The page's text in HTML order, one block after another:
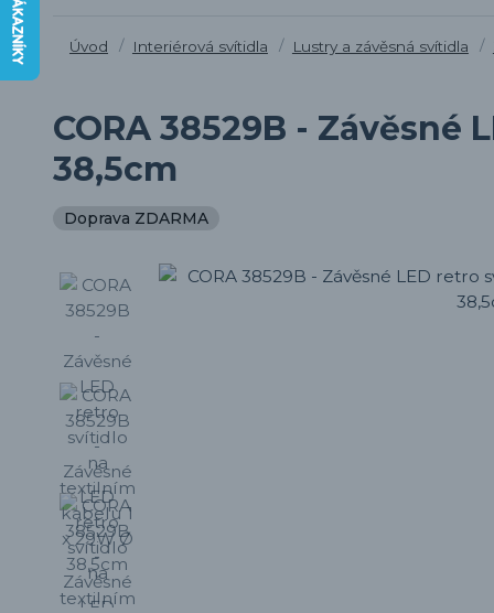
Úvod Interiérová svítidla Lustry a závěsná svítidla
CORA 38529B -
38,5cm
Doprava ZDARMA